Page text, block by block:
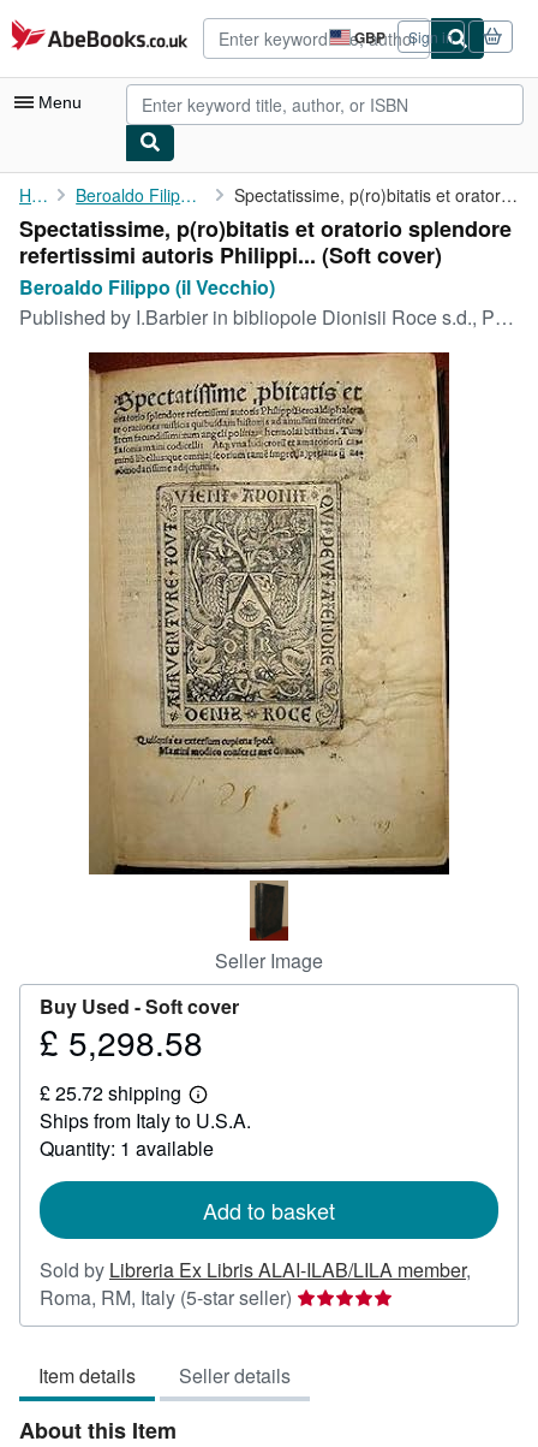
Skip to main content
AbeBooks.co.uk GBP
Site
shopping
preferences
Sign in
Menu
My Account
My Purchases
Advanced Search
Browse Collections
Rare Books
Art & Collectables
CLOSE
Home Beroaldo Filippo (il Vecchio) Spectatissime, p(ro)bitatis et oratorio splendore refertissimi ...
Spectatissime, p(ro)bitatis et oratorio splendore
refertissimi autoris Philippi... (Soft cover)
Beroaldo Filippo (il Vecchio)
Published by I.Barbier in bibliopole Dionisii Roce s.d., Parisis
Seller Image
Buy Used -Soft cover
Price
5,298.58
£ 5,298.58
£ 25.72 shipping
Learn
more
about
shipping
Ships from Italy to U.S.A.
Quantity: 1 available
Add to basket
Sold by Libreria Ex Libris ALAI-ILAB/LILA member,
Roma, RM, Italy (5-star seller) Seller
rating
of
Item details Seller details
About this Item